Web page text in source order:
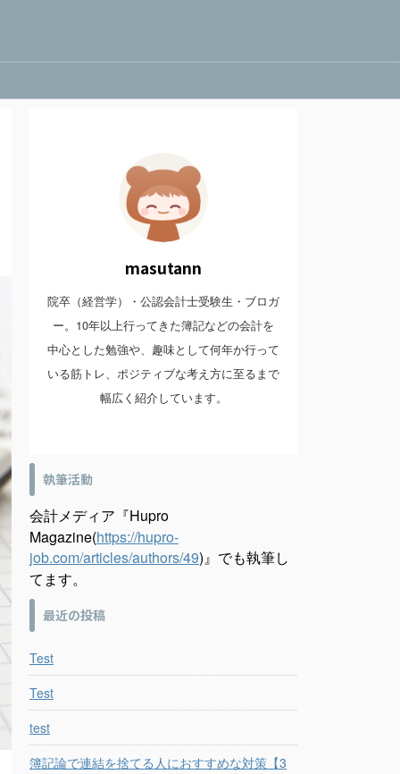
masutann
院卒（経営学）・公認会計士受験生・ブロガ
ー。10年以上行ってきた簿記などの会計を
中心とした勉強や、趣味として何年か行って
いる筋トレ、ポジティブな考え方に至るまで
幅広く紹介しています。
執筆活動
会計メディア『Hupro
Magazine(https://hupro-
job.com/articles/authors/49)』でも執筆し
てます。
最近の投稿
Test
Test
test
簿記論で連結を捨てる人におすすめな対策【3